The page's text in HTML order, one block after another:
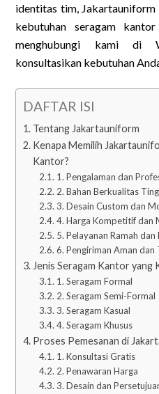
identitas tim,
kebutuhan seragam
menghubungi kami di
konsultasikan kebutuhan
DAFTAR ISI
Tentang Jakartauniform
Kenapa Memilih
Kantor?
1. Pengalaman dan
2. Bahan Berkualitas
3. Desain Custom dan
4. Harga Kompetitif dan
5. Pelayanan Ramah
6. Pengiriman Aman dan
Jenis Seragam Kantor yang
1. Seragam Formal
2. Seragam Semi-Formal
3. Seragam Kasual
4. Seragam Khusus
Proses Pemesanan di
1. Konsultasi Gratis
2. Penawaran Harga
3. Desain dan